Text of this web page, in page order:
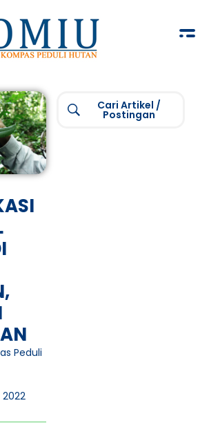
Peduli
Cari Artikel /
Postingan